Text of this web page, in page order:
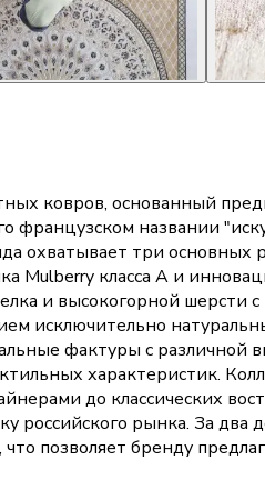
ковров, основанный
французском названии
охватывает три
Mulberry класса А и
и высокогорной
исключительно
фактуры с
характеристик.
до классических
рынка. За два
позволяет бренду